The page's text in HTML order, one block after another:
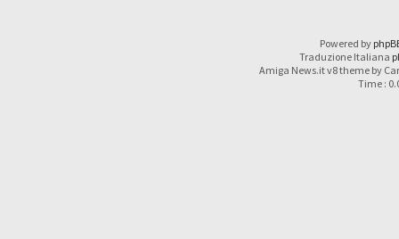
Powered by
Traduzione Italiana
Amiga News.it v8 theme by
Time :